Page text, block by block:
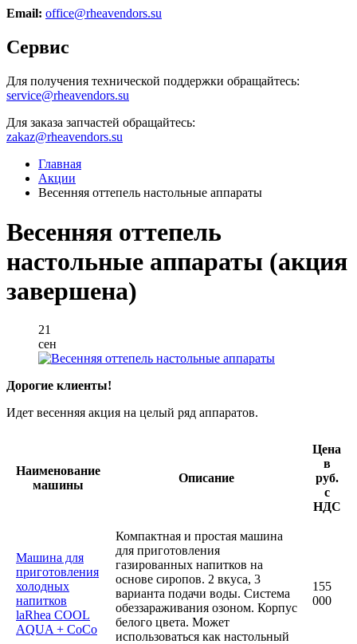
Email: office@rheavendors.su
Сервис
Для получения технической поддержки обращайтесь:
service@rheavendors.su
Для заказа запчастей обращайтесь:
zakaz@rheavendors.su
Главная
Акции
Весенняя оттепель настольные аппараты
Весенняя оттепель
настольные аппараты (акция
завершена)
21
сен
Дорогие клиенты!
Идет весенняя акция на целый ряд аппаратов.
Наименование
машины
Описание
Цена
в
руб.
с
НДС
Машина для
приготовления
холодных
напитков
laRhea COOL
AQUA + CoCo
Компактная и простая машина
для приготовления
газированных напитков на
основе сиропов. 2 вкуса, 3
варианта подачи воды. Система
обеззараживания озоном. Корпус
белого цвета. Может
использоваться как настольный
155
000